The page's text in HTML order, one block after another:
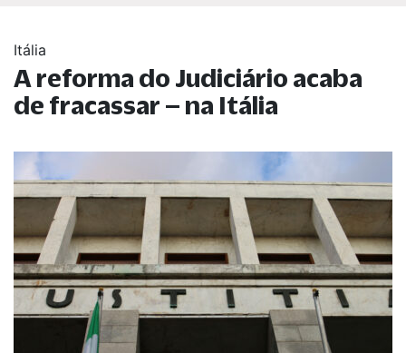
Itália
A reforma do Judiciário acaba
de fracassar – na Itália